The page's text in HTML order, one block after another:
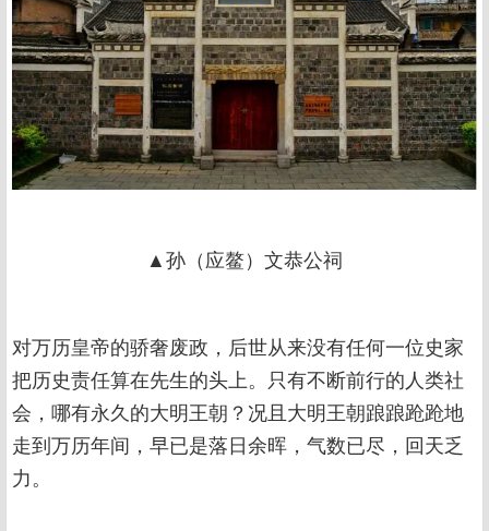
▲孙（应鳌）文恭公祠
对万历皇帝的骄奢废政，后世从来没有任何一位史家
把历史责任算在先生的头上。只有不断前行的人类社
会，哪有永久的大明王朝？况且大明王朝踉踉跄跄地
走到万历年间，早已是落日余晖，气数已尽，回天乏
力。